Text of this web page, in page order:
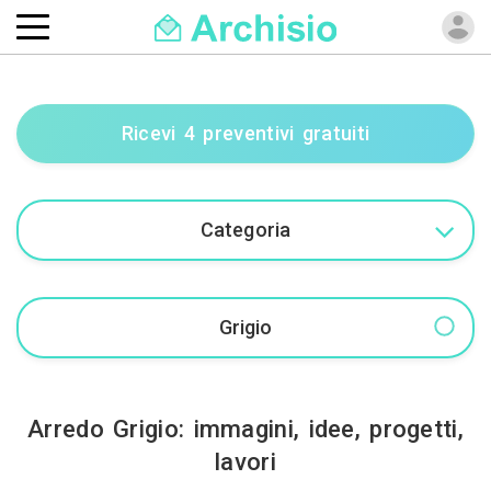
Ricevi 4 preventivi gratuiti
Arredo Grigio: immagini, idee, progetti,
lavori